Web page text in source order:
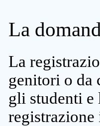
La
La
genitori o da
gli studenti e
registrazione